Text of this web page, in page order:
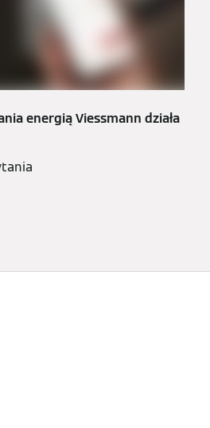
energią Viessmann działa